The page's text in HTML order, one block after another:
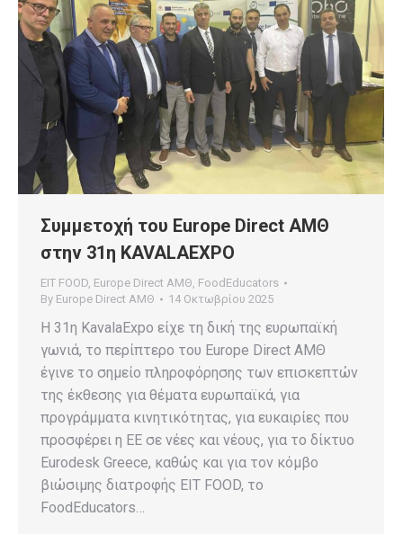
Συμμετοχή του Europe Direct ΑΜΘ
στην 31η KAVALAEXPO
EIT FOOD Europe Direct ΑΜΘ FoodEducators
By Europe Direct ΑΜΘ 14 Οκτωβρίου 2025
Η 31η KavalaExpo είχε τη δική της ευρωπαϊκή
γωνιά, το περίπτερο του Europe Direct ΑΜΘ
έγινε το σημείο πληροφόρησης των επισκεπτών
της έκθεσης για θέματα ευρωπαϊκά, για
προγράμματα κινητικότητας, για ευκαιρίες που
προσφέρει η EE σε νέες και νέους, για το δίκτυο
Eurodesk Greece, καθώς και για τον κόμβο
βιώσιμης διατροφής EIT FOOD, το
FoodEducators…